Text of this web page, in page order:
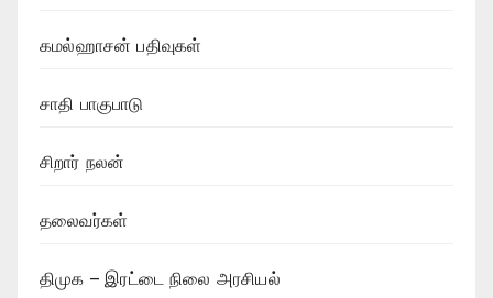
கமல்ஹாசன் பதிவுகள்
சாதி பாகுபாடு
சிறார் நலன்
தலைவர்கள்
திமுக – இரட்டை நிலை அரசியல்